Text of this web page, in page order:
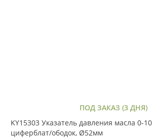
ПОД ЗАКАЗ (3 ДНЯ)
KY15303 Указатель давления масла 0-
циферблат/ободок, Ø52мм